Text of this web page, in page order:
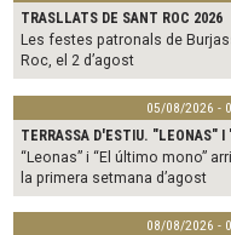
TRASLLATS DE SANT ROC 2026
Les festes patronals de
Roc, el 2 d’agost
05/08/2026 -
TERRASSA D'ESTIU. "LEONAS"
“Leonas” i “El último mono”
la primera setmana d’agost
08/08/2026 -